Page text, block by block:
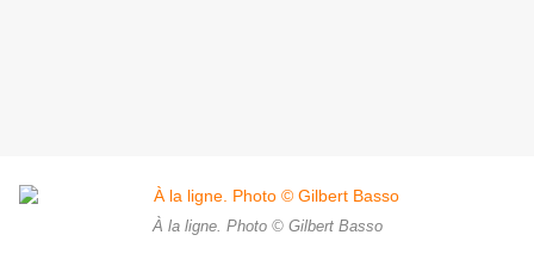
À la ligne. Photo © Gilbert Basso